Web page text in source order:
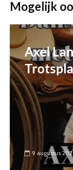
Mogelijk
Axel
9 augustus